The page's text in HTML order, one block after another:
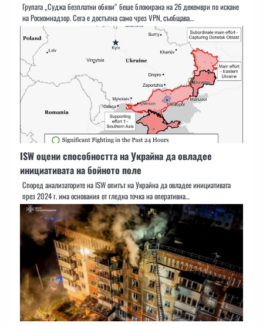
Групата „Суджа безплатни обяви“ беше блокирана на 26 декември по искане
на Роскомнадзор. Сега е достъпна само чрез VPN, съобщава…
ISW оцени способността на Украйна да овладее
инициативата на бойното поле
Според анализаторите на ISW опитът на Украйна да овладее инициативата
през 2024 г. има основания от гледна точка на оперативна…